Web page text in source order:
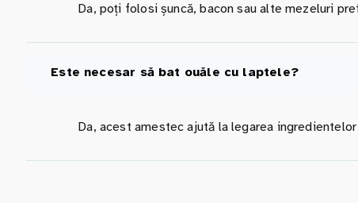
Da, poți folosi șuncă, bacon sau alte mezeluri
Este necesar să bat ouăle cu laptele?
Da, acest amestec ajută la legarea